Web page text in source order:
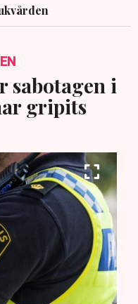
sabotagen i
gripits